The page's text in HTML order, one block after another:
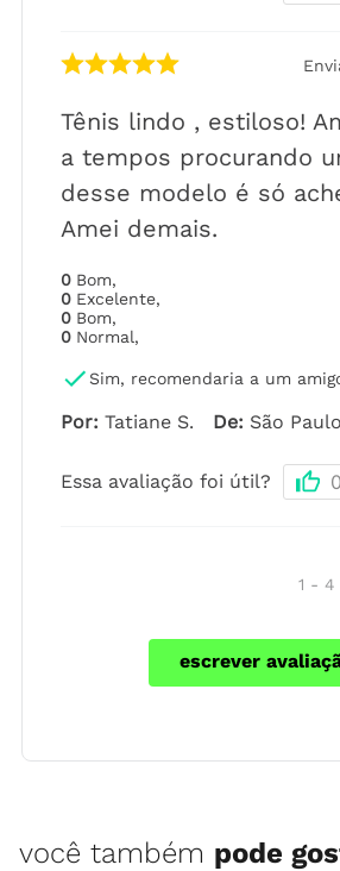
Tênis lindo , estiloso!
a tempos procurando
desse modelo é só
Amei demais.
0 Bom,
0 Excelente,
0 Bom,
0 Normal,
Sim, recomendaria a um
Por: Tatiane S. De: São
Essa avaliação foi útil? 0
1 - 4
escrever
você também pode